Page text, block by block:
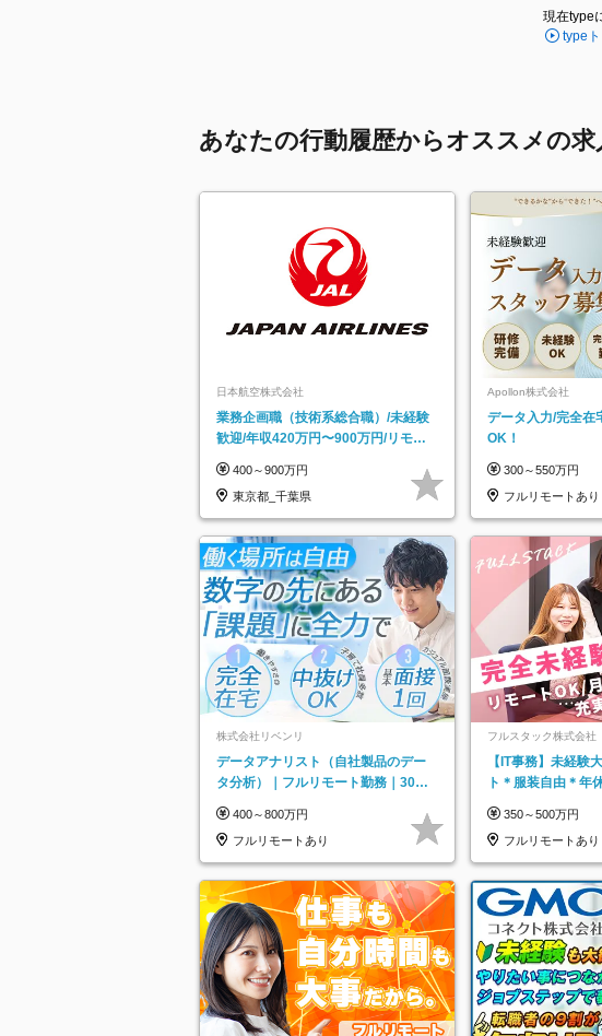
現在type
type
あなたの行動履歴からオススメの求
日本航空株式会社
業務企画職（技術系総合職）/未経験
歓迎/年収420万円〜900万円/リモー
400～900万円
東京都_千葉県
Apollon株式会社
データ入力/完全在
OK！
300～550万円
フルリモートあり
株式会社リベンリ
データアナリスト（自社製品のデー
タ分析）｜フルリモート勤務｜30代
員多数活躍
400～800万円
フルリモートあり
フルスタック株式会社
【IT事務】未経験
ト＊服装自由＊年
350～500万円
フルリモートあり